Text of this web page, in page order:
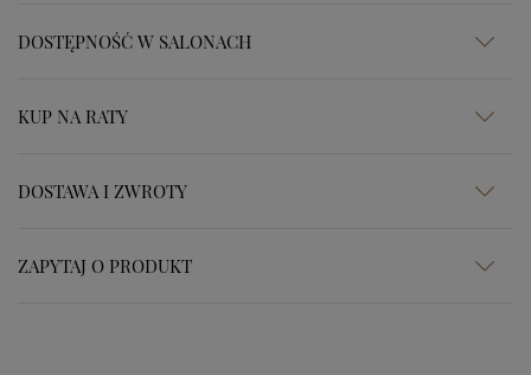
DOSTĘPNOŚĆ W SALONACH
KUP NA RATY
DOSTAWA I ZWROTY
ZAPYTAJ O PRODUKT